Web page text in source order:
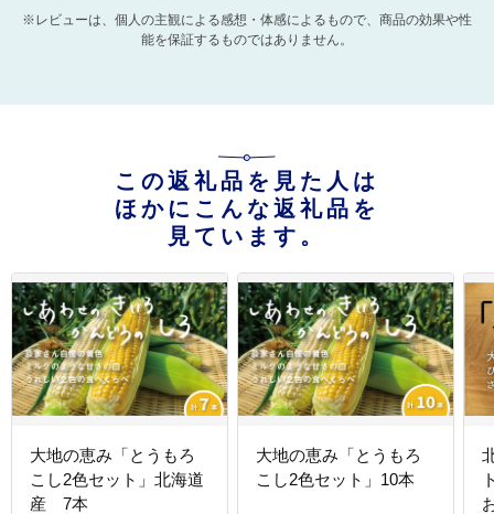
※レビューは、個人の主観による感想・体感によるもので、商品の効果や性
能を保証するものではありません。
この返礼品を見た人は
ほかにこんな返礼品を
見ています。
大地の恵み「とうもろ
こし2色セット」北海道
産 7本
大地の恵み「とうもろ
こし2色セット」10本